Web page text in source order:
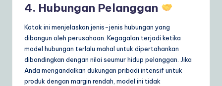
4. Hubungan Pelanggan
Kotak ini menjelaskan jenis-jenis hubungan yang
dibangun oleh perusahaan. Kegagalan terjadi ketika
model hubungan terlalu mahal untuk dipertahankan
dibandingkan dengan nilai seumur hidup pelanggan. Jika
Anda mengandalkan dukungan pribadi intensif untuk
produk dengan margin rendah, model ini tidak